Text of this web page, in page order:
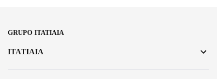
GRUPO ITATIAIA
ITATIAIA